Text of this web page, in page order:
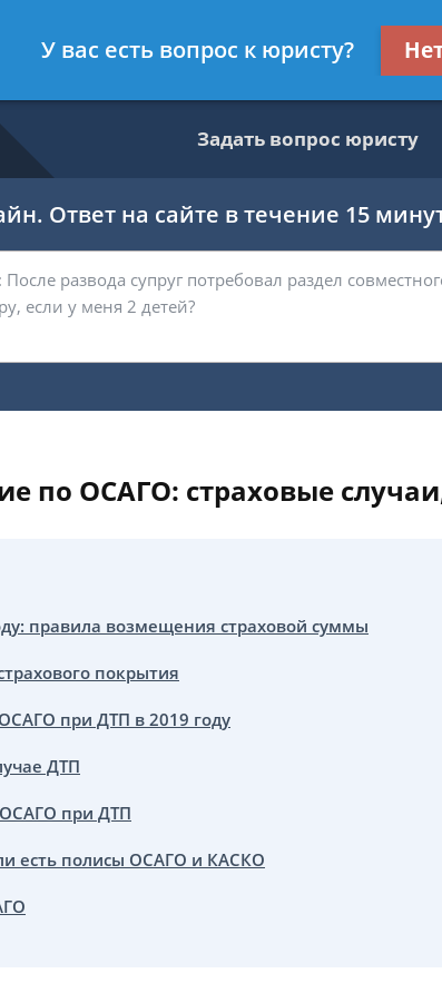
консультант, служащий ФНС
Задать вопрос юристу
Ответ на сайте в течение 15
по ОСАГО: страховые
правила возмещения страховой суммы
покрытия
при ДТП в 2019 году
ДТП
при ДТП
есть полисы ОСАГО и КАСКО
У вас есть вопрос к юристу?